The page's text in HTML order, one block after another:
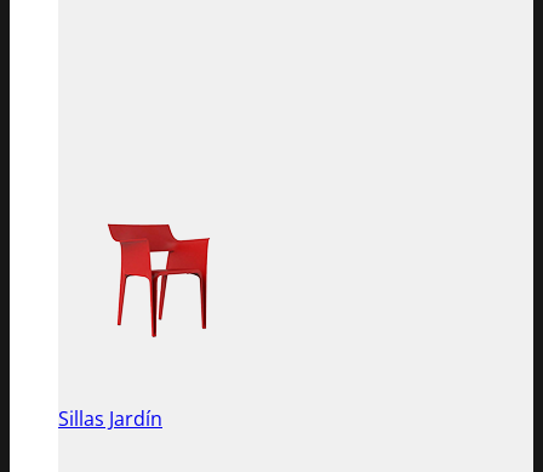
Sillas Jardín